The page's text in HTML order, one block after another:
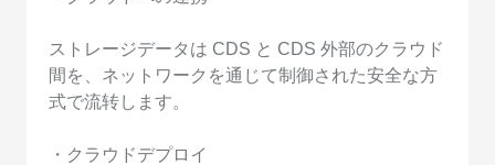
ストレージデータは CDS と CDS 外部のクラウド
間を、ネットワークを通じて制御された安全な方
式で流转します。
・クラウドデプロイ